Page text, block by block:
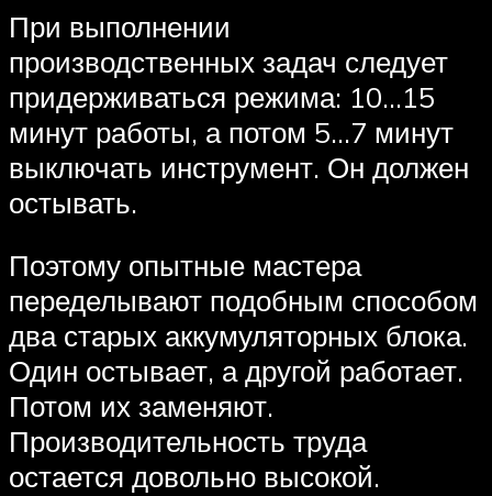
При выполнении
производственных задач следует
придерживаться режима: 10…15
минут работы, а потом 5…7 минут
выключать инструмент. Он должен
остывать.
Поэтому опытные мастера
переделывают подобным способом
два старых аккумуляторных блока.
Один остывает, а другой работает.
Потом их заменяют.
Производительность труда
остается довольно высокой.